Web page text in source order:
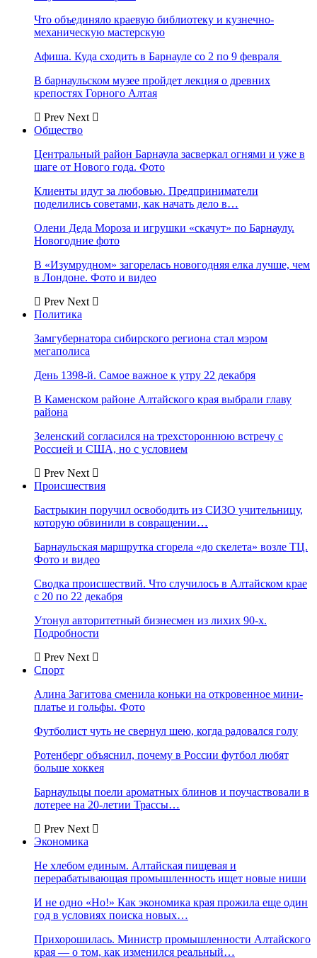
Что объединяло краевую библиотеку и кузнечно-
механическую мастерскую
Афиша. Куда сходить в Барнауле со 2 по 9 февраля
В барнаульском музее пройдет лекция о древних
крепостях Горного Алтая
Prev Next
Общество
Центральный район Барнаула засверкал огнями и уже в
шаге от Нового года. Фото
Клиенты идут за любовью. Предприниматели
поделились советами, как начать дело в…
Олени Деда Мороза и игрушки «скачут» по Барнаулу.
Новогодние фото
В «Изумрудном» загорелась новогодняя елка лучше, чем
в Лондоне. Фото и видео
Prev Next
Политика
Замгубернатора сибирского региона стал мэром
мегаполиса
День 1398-й. Самое важное к утру 22 декабря
В Каменском районе Алтайского края выбрали главу
района
Зеленский согласился на трехстороннюю встречу с
Россией и США, но с условием
Prev Next
Происшествия
Бастрыкин поручил освободить из СИЗО учительницу,
которую обвинили в совращении…
Барнаульская маршрутка сгорела «до скелета» возле ТЦ.
Фото и видео
Сводка происшествий. Что случилось в Алтайском крае
с 20 по 22 декабря
Утонул авторитетный бизнесмен из лихих 90-х.
Подробности
Prev Next
Спорт
Алина Загитова сменила коньки на откровенное мини-
платье и гольфы. Фото
Футболист чуть не свернул шею, когда радовался голу
Ротенберг объяснил, почему в России футбол любят
больше хоккея
Барнаульцы поели ароматных блинов и поучаствовали в
лотерее на 20-летии Трассы…
Prev Next
Экономика
Не хлебом единым. Алтайская пищевая и
перерабатывающая промышленность ищет новые ниши
И не одно «Но!» Как экономика края прожила еще один
год в условиях поиска новых…
Прихорошилась. Министр промышленности Алтайского
края — о том, как изменился реальный…